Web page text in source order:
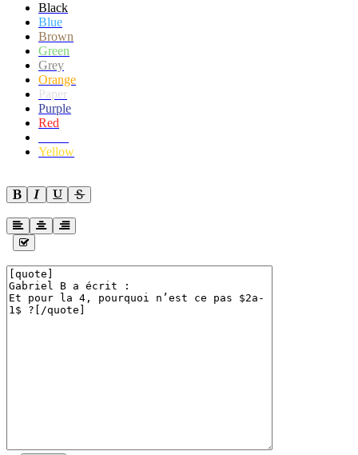
Black
Blue
Brown
Green
Grey
Orange
Paper
Purple
Red
Yellow